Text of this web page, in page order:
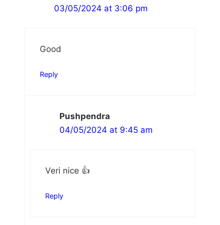
03/05/2024 at 3:06 pm
Good
Reply
Pushpendra
04/05/2024 at 9:45 am
Veri nice 👍
Reply